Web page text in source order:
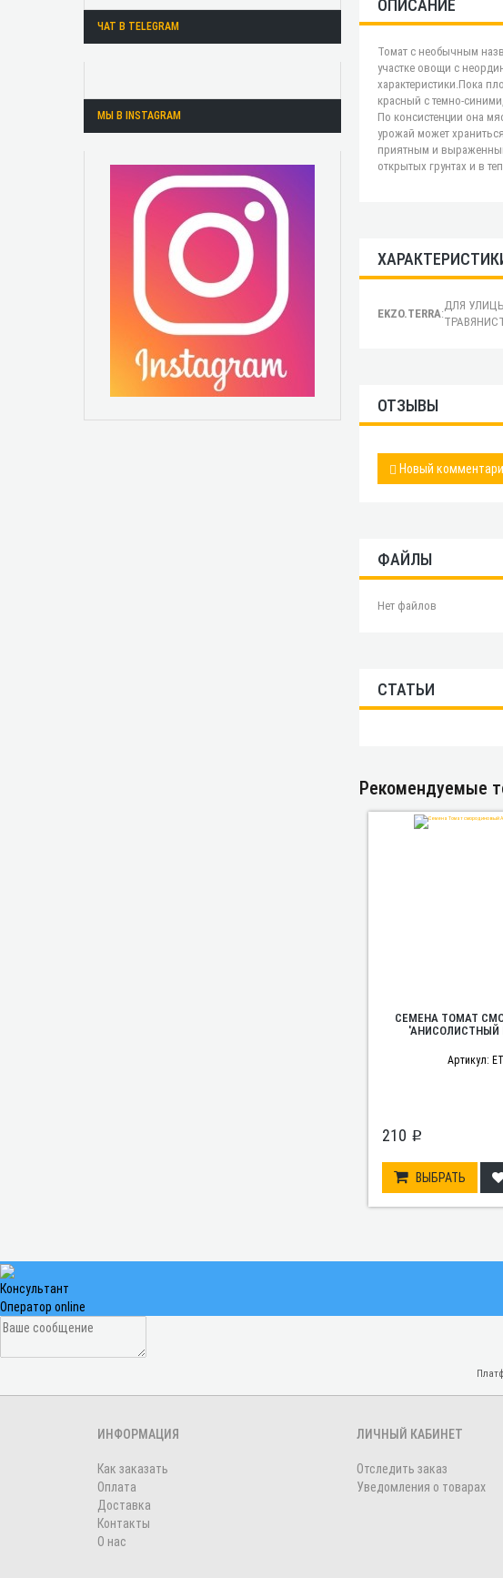
ЧАТ В TELEGRAM
МЫ В INSTAGRAM
ОПИСАНИЕ
Томат с необычным
участке овощи с
характеристики.Пока
красный с темно-
По консистенции она
урожай может
приятным и
открытых грунтах и в
EKZO.TERRA:
ДЛЯ
ОТЗЫВЫ
Новый
ФАЙЛЫ
Нет файлов
СТАТЬИ
Рекомендуемые
СЕМЕНА ТОМАТ
Артикул:
210 p
ВЫБРАТЬ
Консультант
Оператор online
ИНФОРМАЦИЯ
Как заказать
Оплата
Доставка
Контакты
О нас
ЛИЧНЫЙ КАБИНЕТ
Отследить заказ
Уведомления о товарах